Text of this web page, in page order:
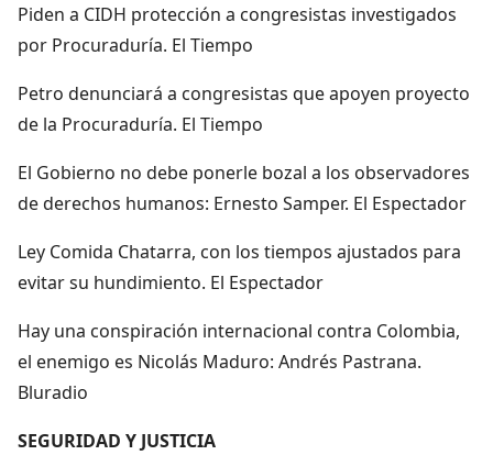
Piden a CIDH protección a congresistas investigados
por Procuraduría. El Tiempo
Petro denunciará a congresistas que apoyen proyecto
de la Procuraduría. El Tiempo
El Gobierno no debe ponerle bozal a los observadores
de derechos humanos: Ernesto Samper. El Espectador
Ley Comida Chatarra, con los tiempos ajustados para
evitar su hundimiento. El Espectador
Hay una conspiración internacional contra Colombia,
el enemigo es Nicolás Maduro: Andrés Pastrana.
Bluradio
SEGURIDAD Y JUSTICIA